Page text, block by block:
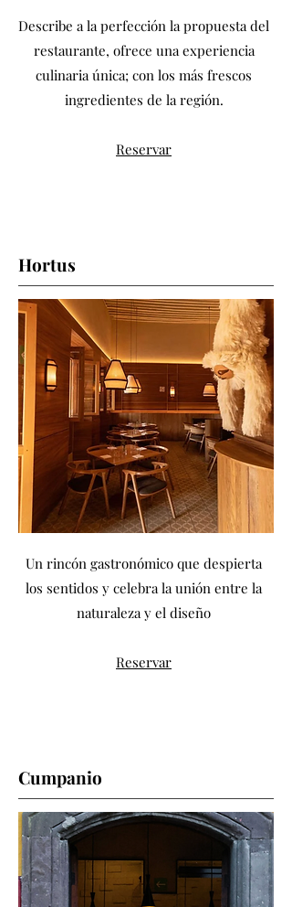
Describe a la perfección la propuesta del
restaurante, ofrece una experiencia
culinaria única; con los más frescos
ingredientes de la región.
Reservar
Hortus
Un rincón gastronómico que despierta
los sentidos y celebra la unión entre la
naturaleza y el diseño
Reservar
Cumpanio